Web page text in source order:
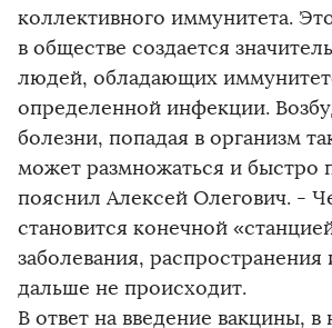
коллективного иммунитета.
в обществе создается
людей, обладающих
определенной инфекции.
болезни, попадая в организм
может размножаться и быстро
пояснил Алексей Олегович. -
становится конечной
заболевания,
дальше не происходит.
В ответ на введение вакцины, в